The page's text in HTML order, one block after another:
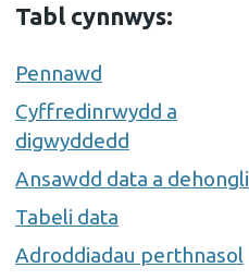
Tabl cynnwys:
Pennawd
Cyffredinrwydd a
digwyddedd
Ansawdd data a dehongli
Tabeli data
Adroddiadau perthnasol